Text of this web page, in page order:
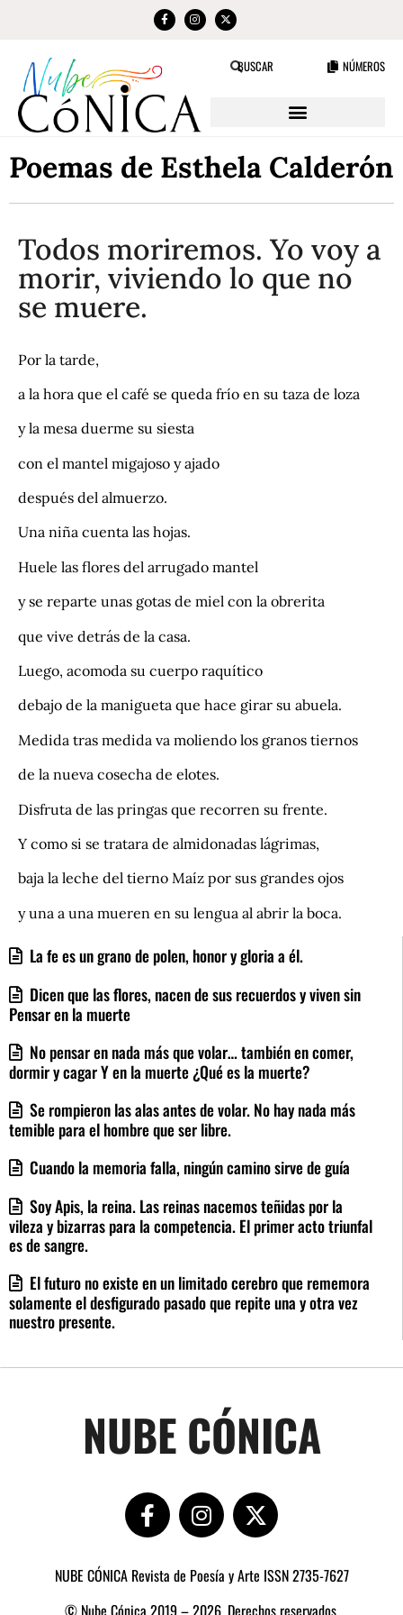
BUSCAR NÚMEROS
Poemas de Esthela Calderón
La fe es un grano de polen, honor y gloria a él.
Dicen que las flores, nacen de sus recuerdos y viven sin
Pensar en la muerte
No pensar en nada más que volar… también en comer,
dormir y cagar Y en la muerte ¿Qué es la muerte?
Se rompieron las alas antes de volar. No hay nada más
temible para el hombre que ser libre.
Cuando la memoria falla, ningún camino sirve de guía
Soy Apis, la reina. Las reinas nacemos teñidas por la
vileza y bizarras para la competencia. El primer acto triunfal
es de sangre.
El futuro no existe en un limitado cerebro que rememora
solamente el desfigurado pasado que repite una y otra vez
nuestro presente.
Todos moriremos. Yo voy a
morir, viviendo lo que no
se muere.
Por la tarde,
a la hora que el café se queda frío en su taza de loza
y la mesa duerme su siesta
con el mantel migajoso y ajado
después del almuerzo.
Una niña cuenta las hojas.
Huele las flores del arrugado mantel
y se reparte unas gotas de miel con la obrerita
que vive detrás de la casa.
Luego, acomoda su cuerpo raquítico
debajo de la manigueta que hace girar su abuela.
Medida tras medida va moliendo los granos tiernos
de la nueva cosecha de elotes.
Disfruta de las pringas que recorren su frente.
Y como si se tratara de almidonadas lágrimas,
baja la leche del tierno Maíz por sus grandes ojos
y una a una mueren en su lengua al abrir la boca.
NUBE CÓNICA
NUBE CÓNICA Revista de Poesía y Arte ISSN 2735-7627
© Nube Cónica 2019 – 2026, Derechos reservados.